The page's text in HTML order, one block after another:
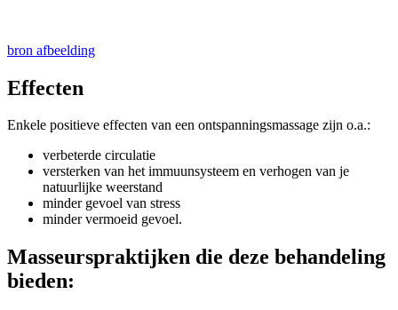
bron afbeelding
Effecten
Enkele positieve effecten van een ontspanningsmassage zijn o.a.:
verbeterde circulatie
versterken van het immuunsysteem en verhogen van je
natuurlijke weerstand
minder gevoel van stress
minder vermoeid gevoel.
Masseurspraktijken die deze behandeling
bieden: